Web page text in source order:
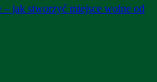
– jak stworzyć miejsce wolne od